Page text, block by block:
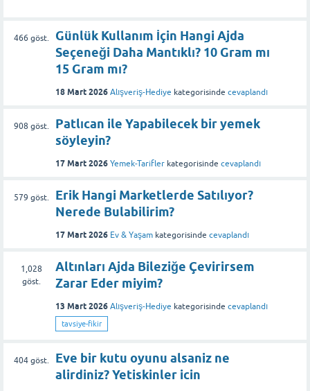
466 göst.
Günlük Kullanım İçin Hangi Ajda
Seçeneği Daha Mantıklı? 10 Gram mı
15 Gram mı?
18 Mart 2026 Alışveriş-Hediye kategorisinde cevaplandı
908 göst.
Patlıcan ile Yapabilecek bir yemek
söyleyin?
17 Mart 2026 Yemek-Tarifler kategorisinde cevaplandı
579 göst.
Erik Hangi Marketlerde Satılıyor?
Nerede Bulabilirim?
17 Mart 2026 Ev & Yaşam kategorisinde cevaplandı
1,028
göst.
Altınları Ajda Bileziğe Çevirirsem
Zarar Eder miyim?
13 Mart 2026 Alışveriş-Hediye kategorisinde cevaplandı
tavsiye-fikir
404göst.
Eve bir kutu oyunu alsaniz ne
alirdiniz? Yetiskinler icin